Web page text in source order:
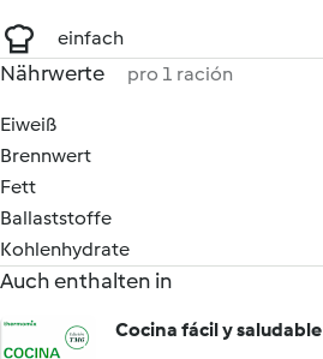
einfach
Nährwerte pro 1 ración
Eiweiß
Brennwert
Fett
Ballaststoffe
Kohlenhydrate
Auch enthalten in
Cocina fácil y saludable